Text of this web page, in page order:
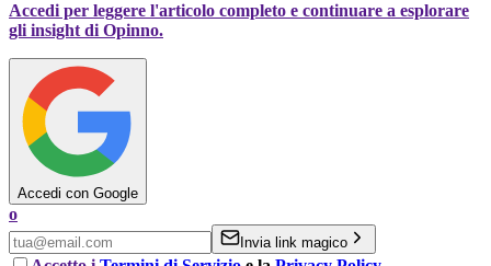
Accedi per leggere l'articolo completo e continuare a esplorare
gli insight di Opinno.
Accedi con Google
o
Invia link magico